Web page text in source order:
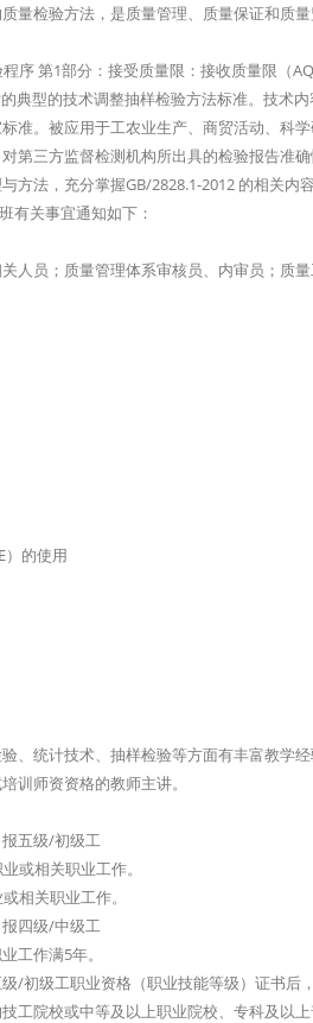
量检验方法，是质量管理、质量保证和质
序 第1部分：接受质量限：接收质量限（
典型的技术调整抽样检验方法标准。技术
准。被应用于工农业生产、商贸活动、科
第三方监督检测机构所出具的检验报告准确
方法，充分掌握GB/2828.1-2012 的相关
有关事宜通知如下：
人员；质量管理体系审核员、内审员；质
）的使用
、统计技术、抽样检验等方面有丰富教学
训师资资格的教师主讲。
五级/初级工
或相关职业工作。
相关职业工作。
四级/中级工
工作满5年。
/初级工职业资格（职业技能等级）证书后
工院校或中等及以上职业院校、专科及以